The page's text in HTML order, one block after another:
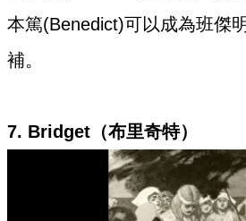
本篤(Benedict)可以成為班傑
補。
7. Bridget（布里奇特）